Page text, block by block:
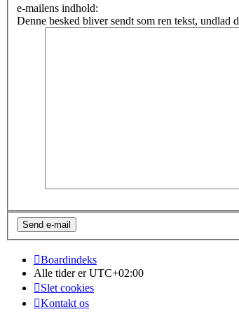
e-mailens indhold:
Denne besked bliver sendt som ren tekst,
Boardindeks
Alle tider erUTC+02:00
Slet cookies
Kontakt os